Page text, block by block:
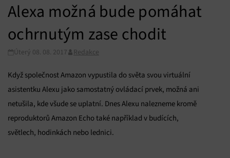
Alexa možná bude pomáhat
ochrnutým zase chodit
Úterý 08. 08. 2017 Redakce
Když společnost Amazon vypustila do světa svou virtuální
asistentku Alexu jako samostatný ovládací prvek, možná ani
netušila, kde všude se uplatní. Dnes Alexu nalezneme kromě
reproduktorů Amazon Echo také například v budících,
světlech, hodinkách nebo lednici.